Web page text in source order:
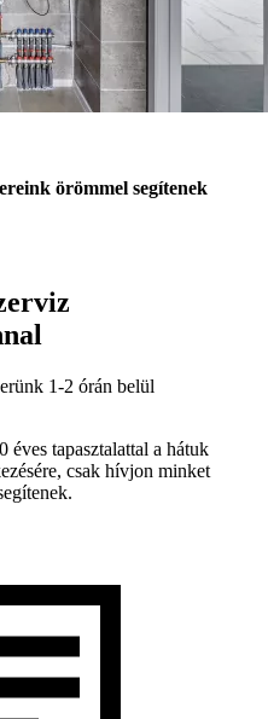
örömmel segítenek
1-2 órán belül
éves tapasztalattal a hátuk
csak hívjon minket